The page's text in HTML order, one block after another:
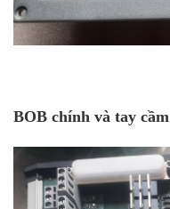
BOB chính và tay cầm